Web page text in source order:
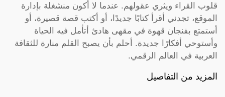
قلوب القراء ويثري عقولهم. عندما لا أكون منشغلة بإدارة
الموقع، تجدني أقرأ كتابًا جديدًا، أو أكتب قصة قصيرة، أو
أستمتع بفنجان قهوة في مقهى هادئ أتأمل فيه الحياة
وأستوحي أفكارًا جديدة. أحلم بأن يصبح القلم منارة للثقافة
العربية في العالم الرقمي.
المزيد من التفاصيل